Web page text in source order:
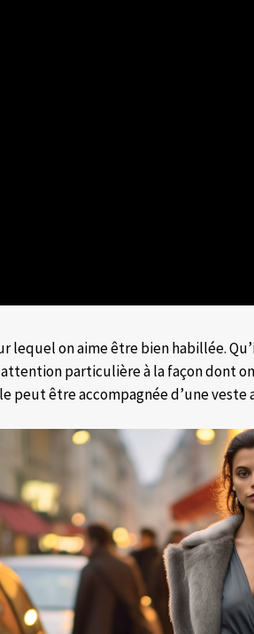
lequel on aime être bien habillée.
particulière à la façon dont
peut être accompagnée d’une veste